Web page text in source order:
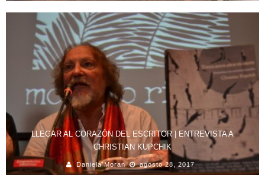
LLEGAR AL CORAZÓN DEL ESCRITOR | ENTREVISTA A
CHRISTIAN KUPCHIK
Daniela Moran agosto 28, 2017